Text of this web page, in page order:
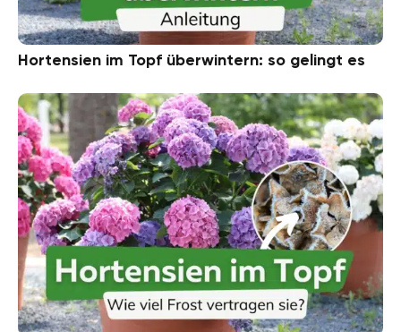
Hortensien im Topf überwintern: so gelingt es